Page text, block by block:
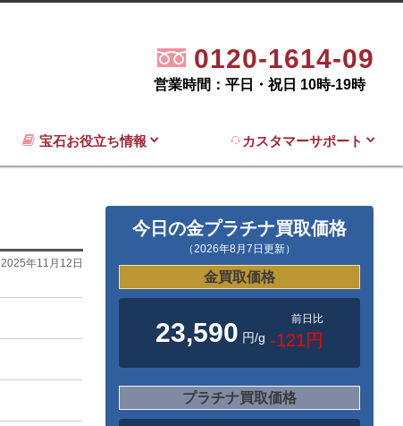
0120-1614-09
営業時間：平日・祝日 10時-19時
宝石お役立ち情報 カスタマーサポート
2025年11月12日
今日の金プラチナ買取価格
（2026年8月7日更新）
金買取価格
23,590 円/g
前日比
-121円
プラチナ買取価格